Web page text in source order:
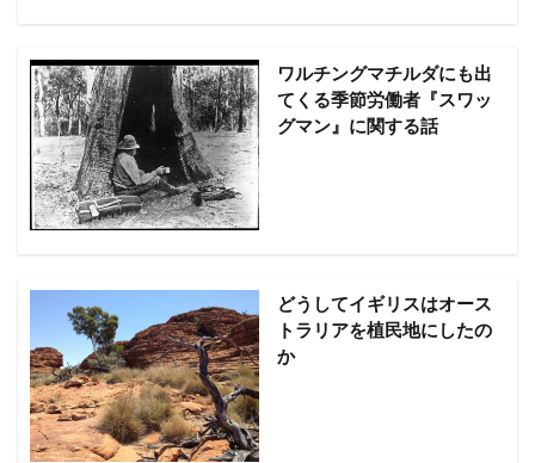
ワルチングマチルダにも出
てくる季節労働者『スワッ
グマン』に関する話
どうしてイギリスはオース
トラリアを植民地にしたの
か